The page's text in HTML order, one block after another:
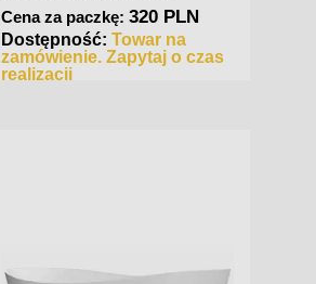
Cena za paczkę:500.58 PLN
Dostępność: Towar w
magazynie. Wysyłka 2-3 dni.